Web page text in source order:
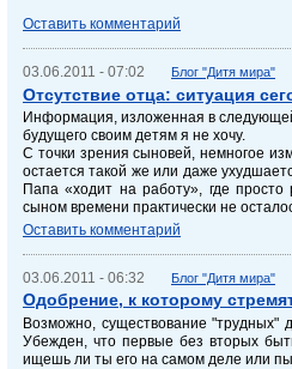
Оставить комментарий
03.06.2011 - 07:02 Блог "Дитя мира"
Отсутствие отца: ситуация
Информация, изложенная в следующей
будущего своим детям я не хочу.
С точки зрения сыновей, немногое
остается такой же или даже
Папа «ходит на работу», где
сыном времени практически не
Оставить комментарий
03.06.2011 - 06:32 Блог "Дитя мира"
Одобрение, к которому
Возможно, существование "трудных"
Убежден, что первые без вторых
ищешь ли ты его на самом деле или